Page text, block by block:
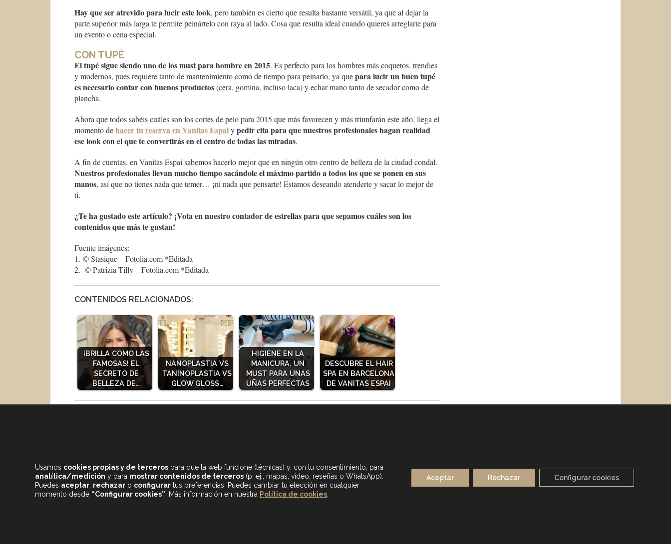
Hay que ser atrevido para lucir este look, pero también es cierto que resulta bastante versátil, ya que al dejar la
parte superior más larga te permite peinártelo con raya al lado. Cosa que resulta ideal cuando quieres arreglarte para
un evento o cena especial.
CON TUPÉ
El tupé sigue siendo uno de los must para hombre en 2015. Es perfecto para los hombres más coquetos, trendies
y modernos, pues requiere tanto de mantenimiento como de tiempo para peinarlo, ya quepara lucir un buen tupé
es necesario contar con buenos productos(cera, gomina, incluso laca) y echar mano tanto de secador como de
plancha.
Ahora que todos sabéis cuáles son los cortes de pelo para 2015 que más favorecen y más triunfarán este año, llega el
momento dehacer tu reserva en Vanitas Espaiypedir cita para que nuestros profesionales hagan realidad
ese look con el que te convertirás en el centro de todas las miradas.
A fin de cuentas, en Vanitas Espai sabemos hacerlo mejor que en ningún otro centro de belleza de la ciudad condal.
Nuestros profesionales llevan mucho tiempo sacándole el máximo partido a todos los que se ponen en sus
manos, así que no tienes nada que temer… ¡ni nada que pensarte! Estamos deseando atenderte y sacar lo mejor de
ti.
¿Te ha gustado este artículo? ¡Vota en nuestro contador de estrellas para que sepamos cuáles son los
contenidos que más te gustan!
Fuente imágenes:
1.-© Stasique – Fotolia.com *Editada
2.- © Patrizia Tilly – Fotolia.com *Editada
CONTENIDOS RELACIONADOS:
¡BRILLA COMO LAS
FAMOSAS! EL
SECRETO DE
BELLEZA DE…
NANOPLASTIA VS
TANINOPLASTIA VS
GLOW GLOSS…
HIGIENE EN LA
MANICURA, UN
MUST PARA UNAS
UÑAS PERFECTAS
DESCUBRE EL HAIR
SPA EN BARCELONA
DE VANITAS ESPAI
Usamos cookies propias y de terceros para que la web funcione (técnicas) y, con tu consentimiento, para
analítica/medición y para mostrar contenidos de terceros (p. ej., mapas, vídeo, reseñas o WhatsApp).
Puedes aceptar rechazar o configurar tus preferencias. Puedes cambiar tu elección en cualquier
momento desde “Configurar cookies” . Más información en nuestra Política de cookies
Aceptar Rechazar Configurar cookies